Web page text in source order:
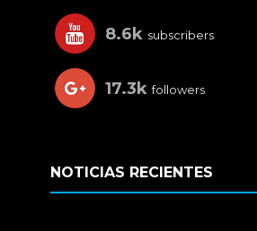
8.6k subscribers
17.3k followers
NOTICIAS RECIENTES